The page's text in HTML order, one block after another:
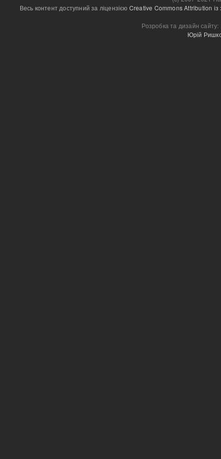
Весь контент доступний за ліцензією Creative Commons Attribution
Розробка та дизайн сайту:
Юрій